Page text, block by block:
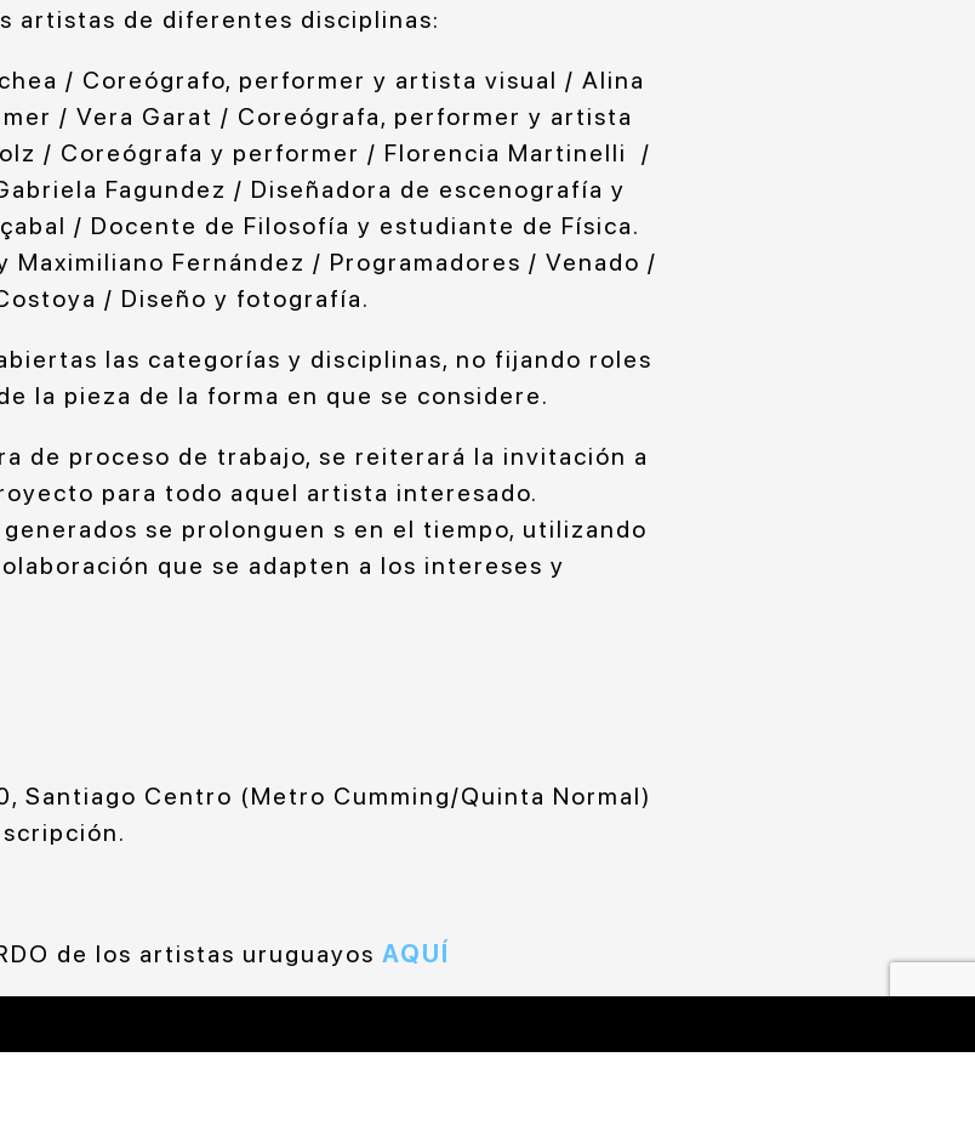
artistas de diferentes disciplinas:
/ Coreógrafo, performer y artista visual / Alina
/ Vera Garat / Coreógrafa, performer y artista
/ Coreógrafa y performer / Florencia Martinelli /
Fagundez / Diseñadora de escenografía y
/ Docente de Filosofía y estudiante de Física.
Maximiliano Fernández / Programadores / Venado /
/ Diseño y fotografía.
las categorías y disciplinas, no fijando roles
la pieza de la forma en que se considere.
de proceso de trabajo, se reiterará la invitación a
para todo aquel artista interesado.
se prolonguen s en el tiempo, utilizando
que se adapten a los intereses y
Santiago Centro (Metro Cumming/Quinta Normal)
de los artistas uruguayos AQUÍ